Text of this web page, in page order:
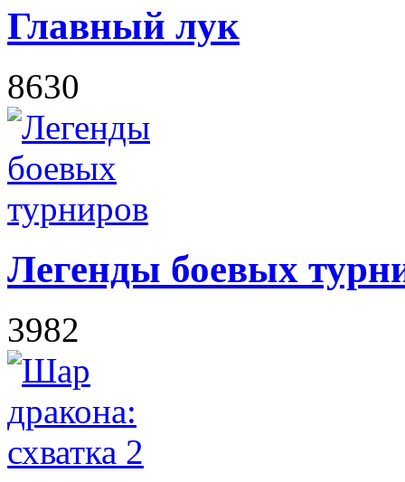
Главный лук
8630
Легенды боевых
3982